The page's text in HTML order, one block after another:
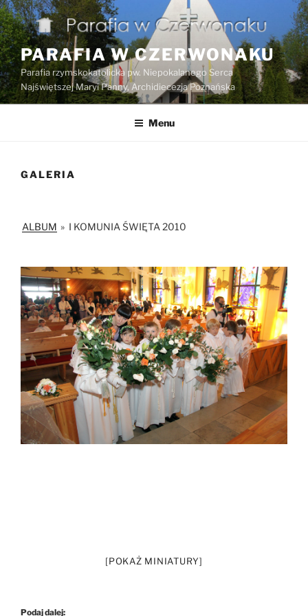
Przejdź
do
treści
PARAFIA W CZERWONAKU
Parafia rzymskokatolicka pw. Niepokalanego Serca
Najświętszej Maryi Panny, Archidiecezja Poznańska
Menu
GALERIA
ALBUM » I KOMUNIA ŚWIĘTA 2010
[POKAŻ MINIATURY]
Podaj dalej: